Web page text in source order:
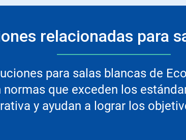
relacionadas para
para salas blancas de
que exceden los
y ayudan a lograr los